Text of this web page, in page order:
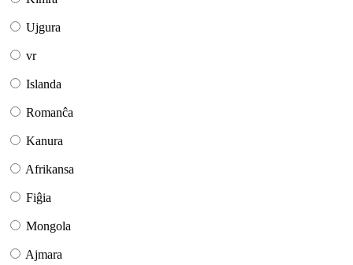
Ujgura
vr
Islanda
Romanĉa
Kanura
Afrikansa
Fiĝia
Mongola
Ajmara